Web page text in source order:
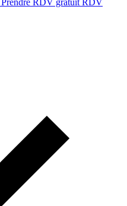
Prendre RDV gratuit RDV